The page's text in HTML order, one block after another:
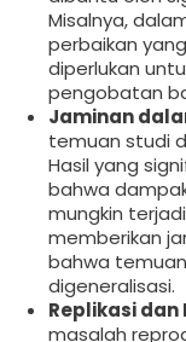
Misalnya,
perbaikan
diperlukan
pengobatan
Jaminan
temuan studi
Hasil yang
bahwa
mungkin
memberikan
bahwa
digeneralisasi.
Replikasi
masalah